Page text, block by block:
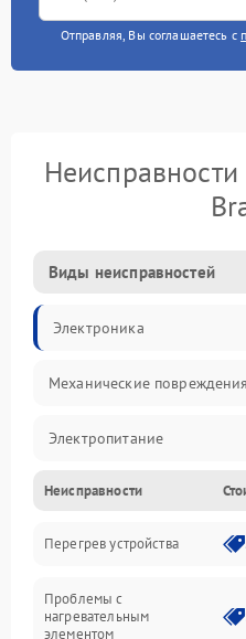
Отправляя, Вы соглашаетесь с
Виды неисправностей
Электроника
Механические повреждения
Электропитание
Парообразование
Герметичность
Механика
Неисправности
Перегрев устройства
Проблемы с
нагревательным
элементом